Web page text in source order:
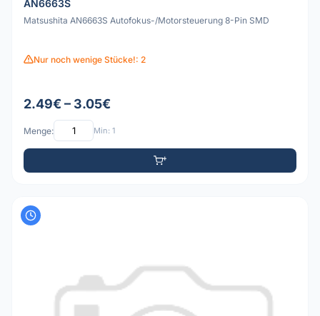
AN6663S
Matsushita AN6663S Autofokus-/Motorsteuerung 8-Pin SMD
Nur noch wenige Stücke!: 2
2.49€ – 3.05€
Menge: Min: 1